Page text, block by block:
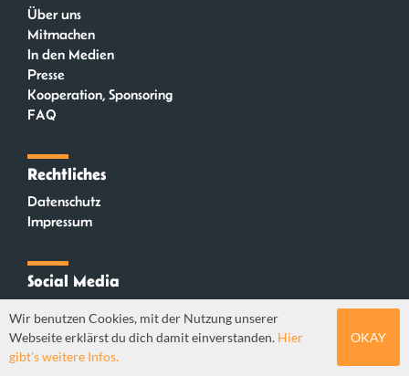
Über uns
Mitmachen
In den Medien
Presse
Kooperation, Sponsoring
FAQ
Rechtliches
Datenschutz
Impressum
Social Media
Mastodon
Wir benutzen Cookies, mit der Nutzung unserer
Webseite erklärst du dich damit einverstanden. Hier
gibt's weitere Infos.
OKAY